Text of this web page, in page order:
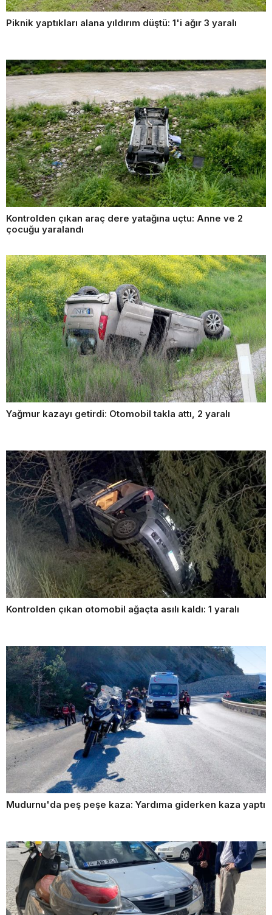
Piknik yaptıkları alana yıldırım düştü: 1'i ağır 3 yaralı
Kontrolden çıkan araç dere yatağına uçtu: Anne ve 2
çocuğu yaralandı
Yağmur kazayı getirdi: Otomobil takla attı, 2 yaralı
Kontrolden çıkan otomobil ağaçta asılı kaldı: 1 yaralı
Mudurnu'da peş peşe kaza: Yardıma giderken kaza yaptı